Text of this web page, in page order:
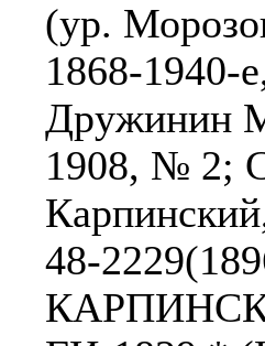
(ур.
1868-1940-
Дружинин
1908, № 2;
48-